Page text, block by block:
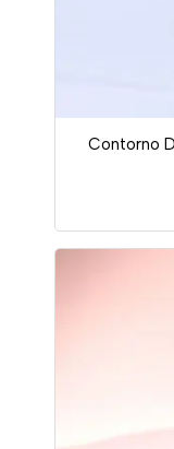
Contorno